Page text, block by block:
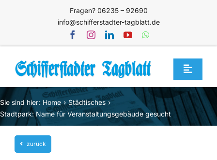
Fragen? 06235 – 92690
info@schifferstadter-tagblatt.de
Toggle
Home
Themen
Blog
Unternehmen
Sie sind hier: Home
Städtisches
Stadtpark: Name für Veranstaltungsgebäude gesucht
zurück